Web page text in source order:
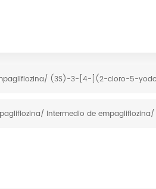
(3S)-3-[4-[(2-cloro-5-
Intermedio de